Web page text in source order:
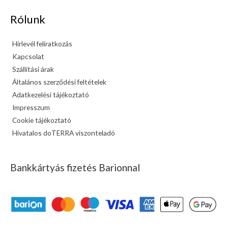
Rólunk
Hírlevél feliratkozás
Kapcsolat
Szállítási árak
Általános szerződési feltételek
Adatkezelési tájékoztató
Impresszum
Cookie tájékoztató
Hivatalos doTERRA viszonteladó
Bankkártyás fizetés Barionnal